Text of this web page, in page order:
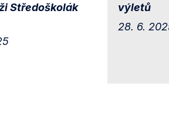
Středoškolák
výletů
28. 6.